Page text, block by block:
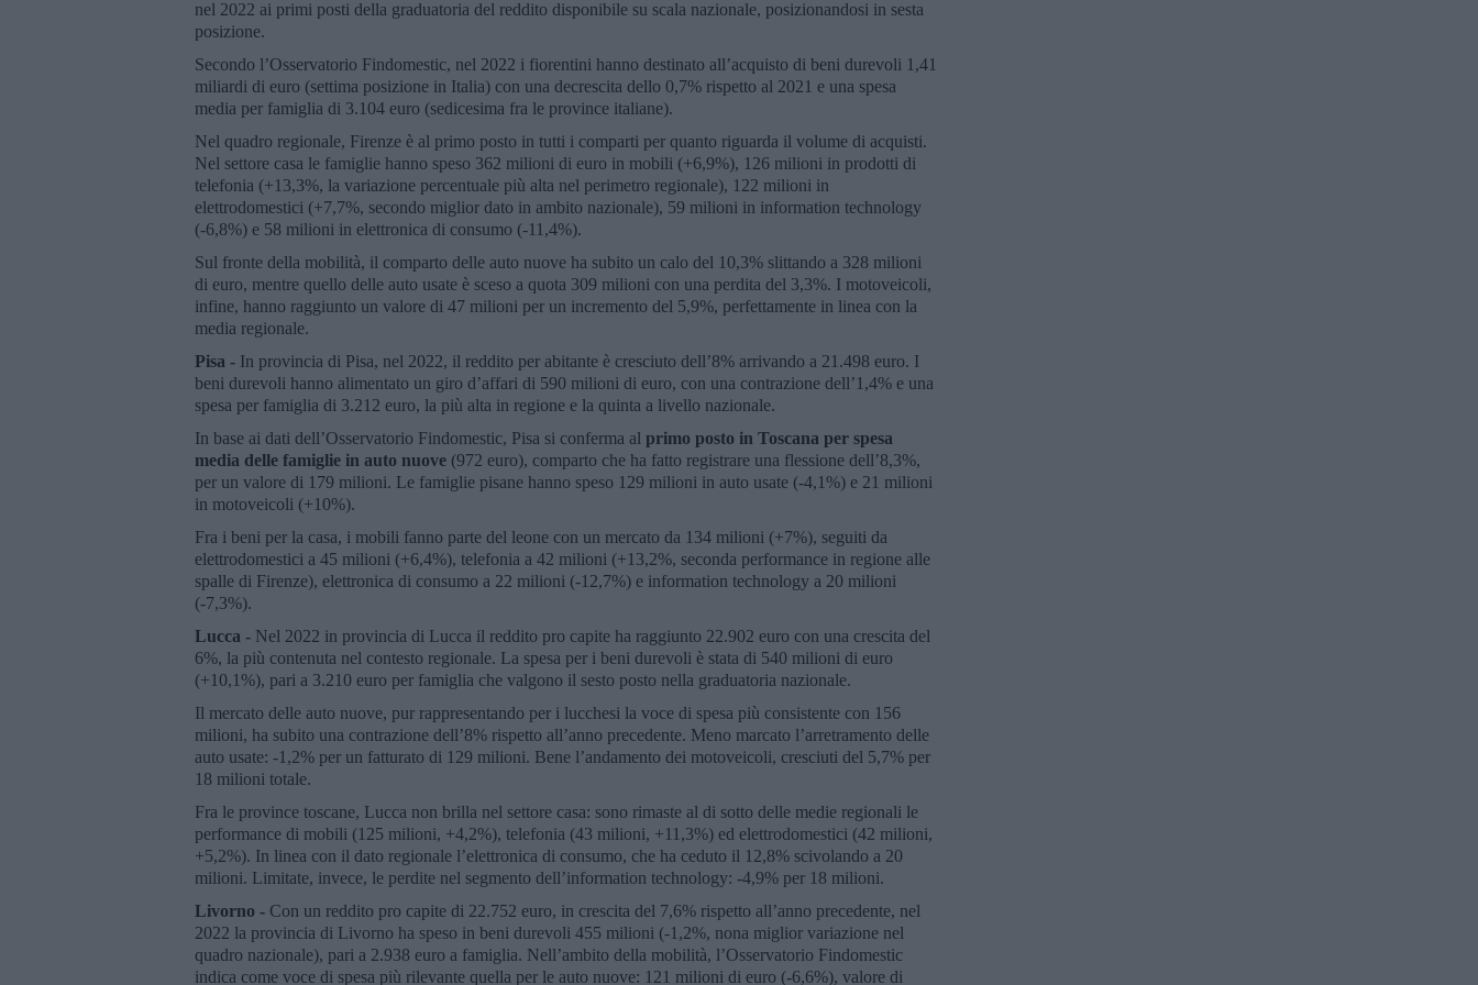
nel 2022 ai primi posti della graduatoria del reddito disponibile su scala nazionale, posizionandosi in sesta
posizione.
Secondo l’Osservatorio Findomestic, nel 2022 i fiorentini hanno destinato all’acquisto di beni durevoli 1,41
miliardi di euro (settima posizione in Italia) con una decrescita dello 0,7% rispetto al 2021 e una spesa
media per famiglia di 3.104 euro (sedicesima fra le province italiane).
Nel quadro regionale, Firenze è al primo posto in tutti i comparti per quanto riguarda il volume di acquisti.
Nel settore casa le famiglie hanno speso 362 milioni di euro in mobili (+6,9%), 126 milioni in prodotti di
telefonia (+13,3%, la variazione percentuale più alta nel perimetro regionale), 122 milioni in
elettrodomestici (+7,7%, secondo miglior dato in ambito nazionale), 59 milioni in information technology
(-6,8%) e 58 milioni in elettronica di consumo (-11,4%).
Sul fronte della mobilità, il comparto delle auto nuove ha subito un calo del 10,3% slittando a 328 milioni
di euro, mentre quello delle auto usate è sceso a quota 309 milioni con una perdita del 3,3%. I motoveicoli,
infine, hanno raggiunto un valore di 47 milioni per un incremento del 5,9%, perfettamente in linea con la
media regionale.
Pisa - In provincia di Pisa, nel 2022, il reddito per abitante è cresciuto dell’8% arrivando a 21.498 euro. I
beni durevoli hanno alimentato un giro d’affari di 590 milioni di euro, con una contrazione dell’1,4% e una
spesa per famiglia di 3.212 euro, la più alta in regione e la quinta a livello nazionale.
In base ai dati dell’Osservatorio Findomestic, Pisa si conferma al primo posto in Toscana per spesa
media delle famiglie in auto nuove (972 euro), comparto che ha fatto registrare una flessione dell’8,3%,
per un valore di 179 milioni. Le famiglie pisane hanno speso 129 milioni in auto usate (-4,1%) e 21 milioni
in motoveicoli (+10%).
Fra i beni per la casa, i mobili fanno parte del leone con un mercato da 134 milioni (+7%), seguiti da
elettrodomestici a 45 milioni (+6,4%), telefonia a 42 milioni (+13,2%, seconda performance in regione alle
spalle di Firenze), elettronica di consumo a 22 milioni (-12,7%) e information technology a 20 milioni
(-7,3%).
Lucca - Nel 2022 in provincia di Lucca il reddito pro capite ha raggiunto 22.902 euro con una crescita del
6%, la più contenuta nel contesto regionale. La spesa per i beni durevoli è stata di 540 milioni di euro
(+10,1%), pari a 3.210 euro per famiglia che valgono il sesto posto nella graduatoria nazionale.
Il mercato delle auto nuove, pur rappresentando per i lucchesi la voce di spesa più consistente con 156
milioni, ha subito una contrazione dell’8% rispetto all’anno precedente. Meno marcato l’arretramento delle
auto usate: -1,2% per un fatturato di 129 milioni. Bene l’andamento dei motoveicoli, cresciuti del 5,7% per
18 milioni totale.
Fra le province toscane, Lucca non brilla nel settore casa: sono rimaste al di sotto delle medie regionali le
performance di mobili (125 milioni, +4,2%), telefonia (43 milioni, +11,3%) ed elettrodomestici (42 milioni,
+5,2%). In linea con il dato regionale l’elettronica di consumo, che ha ceduto il 12,8% scivolando a 20
milioni. Limitate, invece, le perdite nel segmento dell’information technology: -4,9% per 18 milioni.
Livorno - Con un reddito pro capite di 22.752 euro, in crescita del 7,6% rispetto all’anno precedente, nel
2022 la provincia di Livorno ha speso in beni durevoli 455 milioni (-1,2%, nona miglior variazione nel
quadro nazionale), pari a 2.938 euro a famiglia. Nell’ambito della mobilità, l’Osservatorio Findomestic
indica come voce di spesa più rilevante quella per le auto nuove: 121 milioni di euro (-6,6%), valore di